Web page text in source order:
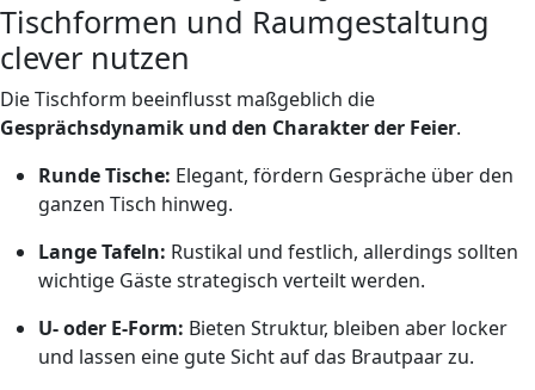
Tischformen und Raumgestaltung
clever nutzen
Die Tischform beeinflusst maßgeblich die
Gesprächsdynamik und den Charakter der Feier.
Runde Tische: Elegant, fördern Gespräche über den
ganzen Tisch hinweg.
Lange Tafeln: Rustikal und festlich, allerdings sollten
wichtige Gäste strategisch verteilt werden.
U- oder E-Form: Bieten Struktur, bleiben aber locker
und lassen eine gute Sicht auf das Brautpaar zu.